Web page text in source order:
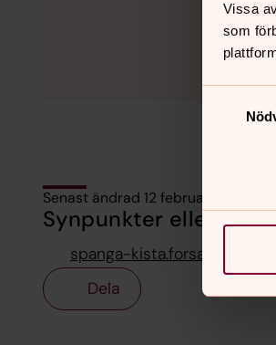
Vissa
som
Senast ändrad 12 februari 2024
Synpunkter eller
spanga-
Dela